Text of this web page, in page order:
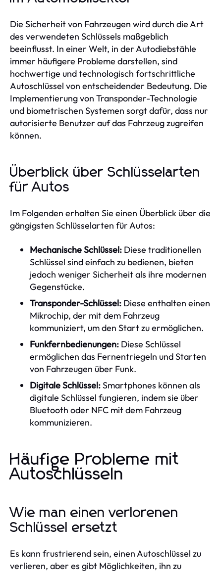
Die Sicherheit von Fahrzeugen wird durch die Art
des verwendeten Schlüssels maßgeblich
beeinflusst. In einer Welt, in der Autodiebstähle
immer häufigere Probleme darstellen, sind
hochwertige und technologisch fortschrittliche
Autoschlüssel von entscheidender Bedeutung. Die
Implementierung von Transponder-Technologie
und biometrischen Systemen sorgt dafür, dass nur
autorisierte Benutzer auf das Fahrzeug zugreifen
können.
Überblick über Schlüsselarten
für Autos
Im Folgenden erhalten Sie einen Überblick über die
gängigsten Schlüsselarten für Autos:
Mechanische Schlüssel: Diese traditionellen
Schlüssel sind einfach zu bedienen, bieten
jedoch weniger Sicherheit als ihre modernen
Gegenstücke.
Transponder-Schlüssel: Diese enthalten einen
Mikrochip, der mit dem Fahrzeug
kommuniziert, um den Start zu ermöglichen.
Funkfernbedienungen: Diese Schlüssel
ermöglichen das Fernentriegeln und Starten
von Fahrzeugen über Funk.
Digitale Schlüssel:Smartphones können als
digitale Schlüssel fungieren, indem sie über
Bluetooth oder NFC mit dem Fahrzeug
kommunizieren.
Häufige Probleme mit
Autoschlüsseln
Wie man einen verlorenen
Schlüssel ersetzt
Es kann frustrierend sein, einen Autoschlüssel zu
verlieren, aber es gibt Möglichkeiten, ihn zu